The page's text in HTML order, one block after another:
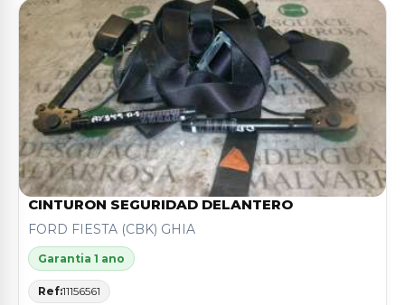
CINTURON SEGURIDAD DELANTERO
FORD FIESTA (CBK) GHIA
Garantia 1 ano
Ref:11156561